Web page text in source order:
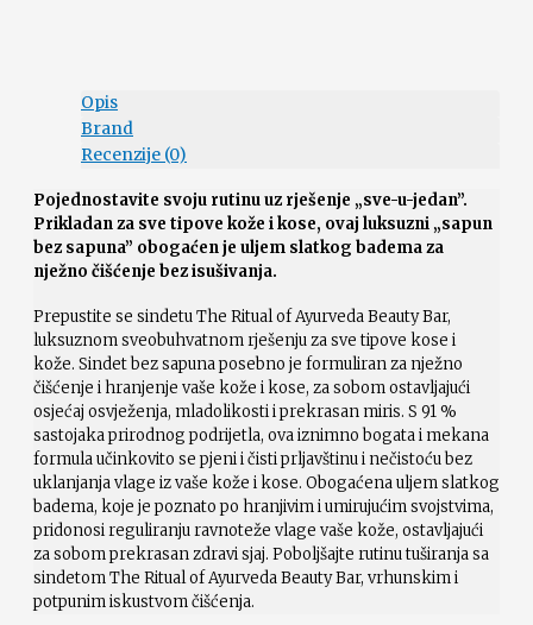
Opis
Brand
Recenzije (0)
Pojednostavite svoju rutinu uz rješenje „sve-u-jedan”.
Prikladan za sve tipove kože i kose, ovaj luksuzni „sapun
bez sapuna” obogaćen je uljem slatkog badema za
nježno čišćenje bez isušivanja.
Prepustite se sindetu The Ritual of Ayurveda Beauty Bar,
luksuznom sveobuhvatnom rješenju za sve tipove kose i
kože. Sindet bez sapuna posebno je formuliran za nježno
čišćenje i hranjenje vaše kože i kose, za sobom ostavljajući
osjećaj osvježenja, mladolikosti i prekrasan miris. S 91 %
sastojaka prirodnog podrijetla, ova iznimno bogata i mekana
formula učinkovito se pjeni i čisti prljavštinu i nečistoću bez
uklanjanja vlage iz vaše kože i kose. Obogaćena uljem slatkog
badema, koje je poznato po hranjivim i umirujućim svojstvima,
pridonosi reguliranju ravnoteže vlage vaše kože, ostavljajući
za sobom prekrasan zdravi sjaj. Poboljšajte rutinu tuširanja sa
sindetom The Ritual of Ayurveda Beauty Bar, vrhunskim i
potpunim iskustvom čišćenja.